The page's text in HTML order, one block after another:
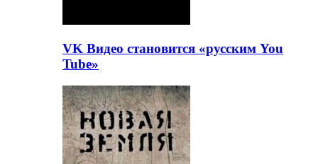
VK Видео становится «русским You
Tube»